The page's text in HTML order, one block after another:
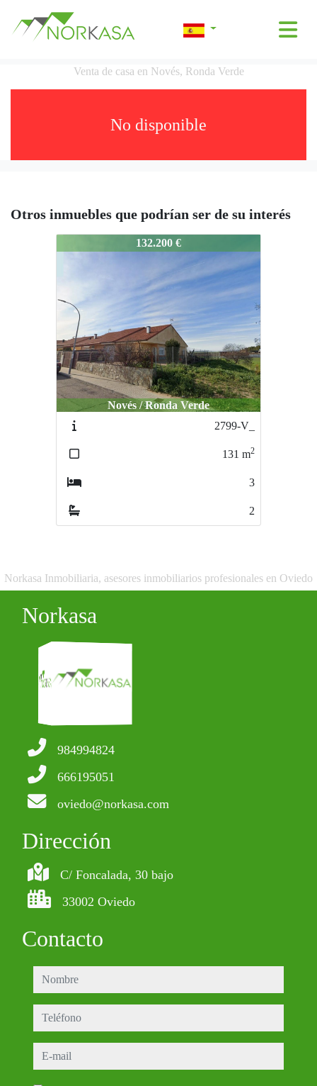
Venta de casa en Novés, Ronda Verde
No disponible
Otros inmuebles que podrían ser de su interés
132.200 €
Novés / Ronda Verde
2799-V_
131 m2
3
2
Norkasa Inmobiliaria, asesores inmobiliarios profesionales en Oviedo
Norkasa
984994824
666195051
oviedo@norkasa.com
Dirección
C/ Foncalada, 30 bajo
33002 Oviedo
Contacto
nombre
teléfono
e-mail